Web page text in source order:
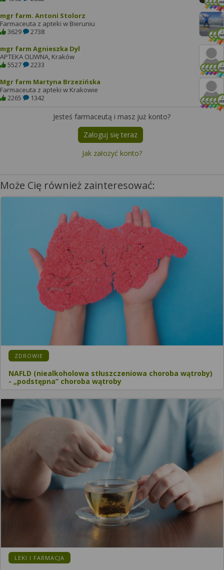
mgr farm. Antoni Stolorz
Farmaceuta z apteki w Bieruniu
3629
2738
mgr farm Agnieszka Dyl
APTEKA OLIWNA, Kraków
5527
2233
Mgr farm Martyna Brzezińska
Farmaceuta z apteki w Krakowie
2265
1342
Jesteś farmaceutą i masz już konto?
Zaloguj się teraz
Jak założyć konto?
Może Cię również zainteresować:
ZDROWIE
NAFLD (niealkoholowa stłuszczeniowa choroba wątroby)
- „podstępna” choroba wątroby
LEKI I FARMACJA